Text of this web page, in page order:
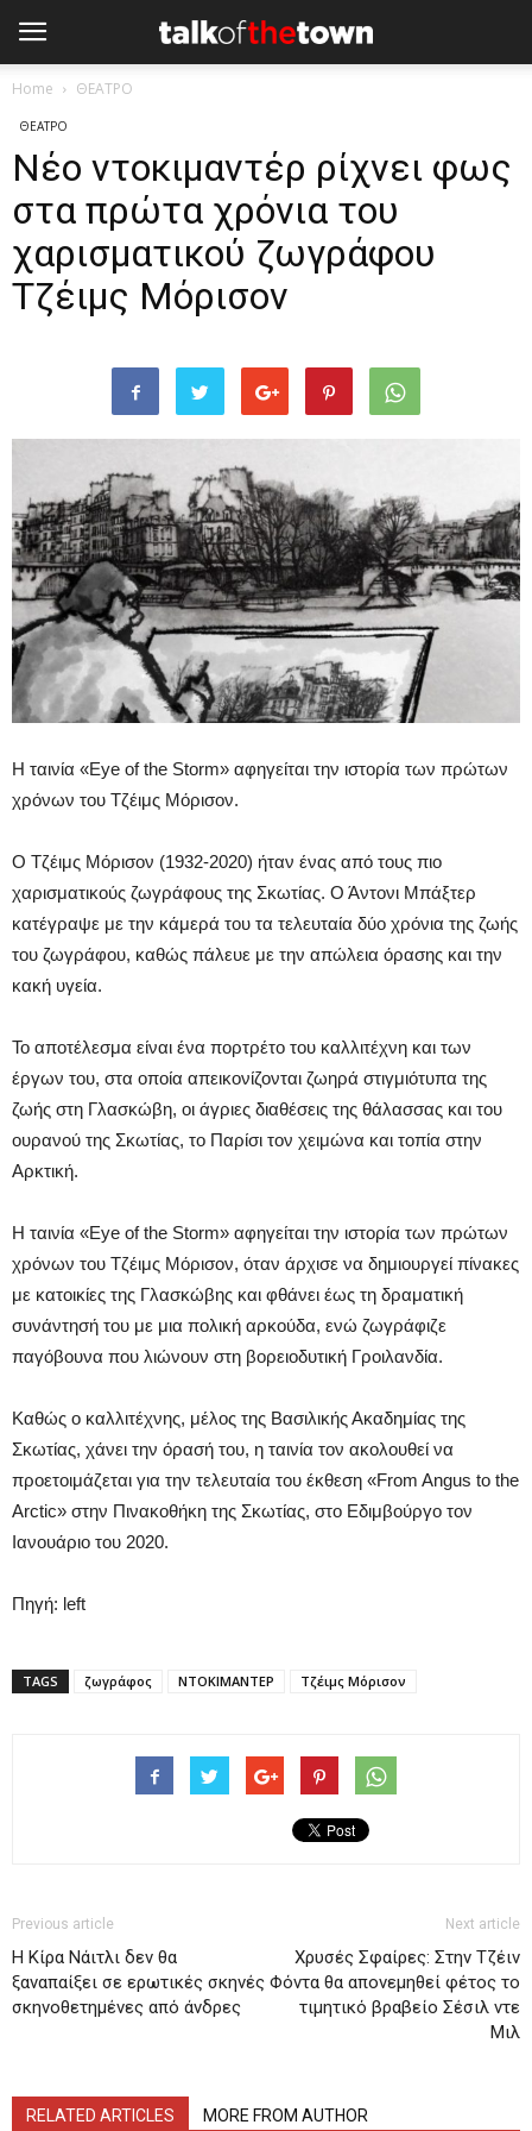
Home ΘΕΑΤΡΟ
ΘΕΑΤΡΟ
Νέο ντοκιμαντέρ ρίχνει φως
στα πρώτα χρόνια του
χαρισματικού ζωγράφου
Τζέιμς Μόρισον
Η ταινία «Eye of the Storm» αφηγείται την ιστορία των πρώτων
χρόνων του Τζέιμς Μόρισον.
Ο Τζέιμς Μόρισον (1932-2020) ήταν ένας από τους πιο
χαρισματικούς ζωγράφους της Σκωτίας. Ο Άντονι Μπάξτερ
κατέγραψε με την κάμερά του τα τελευταία δύο χρόνια της ζωής
του ζωγράφου, καθώς πάλευε με την απώλεια όρασης και την
κακή υγεία.
Το αποτέλεσμα είναι ένα πορτρέτο του καλλιτέχνη και των
έργων του, στα οποία απεικονίζονται ζωηρά στιγμιότυπα της
ζωής στη Γλασκώβη, οι άγριες διαθέσεις της θάλασσας και του
ουρανού της Σκωτίας, το Παρίσι τον χειμώνα και τοπία στην
Αρκτική.
Η ταινία «Eye of the Storm» αφηγείται την ιστορία των πρώτων
χρόνων του Τζέιμς Μόρισον, όταν άρχισε να δημιουργεί πίνακες
με κατοικίες της Γλασκώβης και φθάνει έως τη δραματική
συνάντησή του με μια πολική αρκούδα, ενώ ζωγράφιζε
παγόβουνα που λιώνουν στη βορειοδυτική Γροιλανδία.
Καθώς ο καλλιτέχνης, μέλος της Βασιλικής Ακαδημίας της
Σκωτίας, χάνει την όρασή του, η ταινία τον ακολουθεί να
προετοιμάζεται για την τελευταία του έκθεση «From Angus to the
Arctic» στην Πινακοθήκη της Σκωτίας, στο Εδιμβούργο τον
Ιανουάριο του 2020.
Πηγή: left
TAGS ζωγράφος ΝΤΟΚΙΜΑΝΤΕΡ Τζέιμς Μόρισον
Previous article
Η Κίρα Νάιτλι δεν θα
ξαναπαίξει σε ερωτικές σκηνές
σκηνοθετημένες από άνδρες
Next article
Χρυσές Σφαίρες: Στην Τζέιν
Φόντα θα απονεμηθεί φέτος το
τιμητικό βραβείο Σέσιλ ντε
Μιλ
RELATED ARTICLES MORE FROM AUTHOR